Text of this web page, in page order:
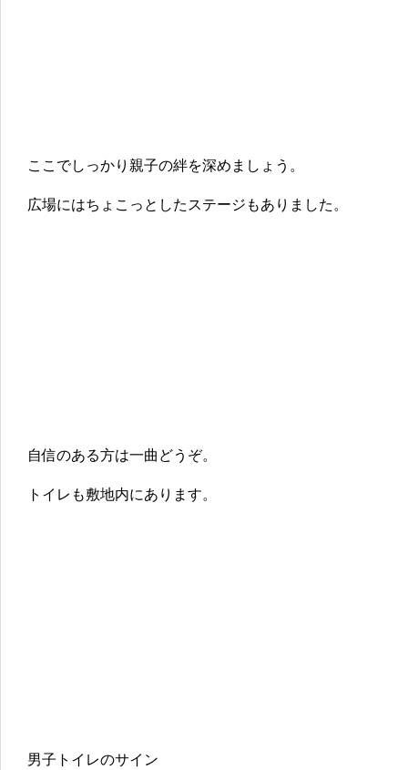
ここでしっかり親子の絆を深めましょう。
広場にはちょこっとしたステージもありました。
自信のある方は一曲どうぞ。
トイレも敷地内にあります。
男子トイレのサイン